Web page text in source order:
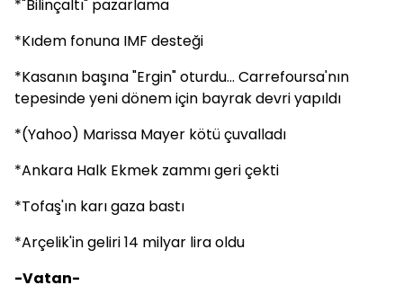
*"Bilinçaltı" pazarlama
*Kıdem fonuna IMF desteği
*Kasanın başına "Ergin" oturdu... Carrefoursa'nın
tepesinde yeni dönem için bayrak devri yapıldı
*(Yahoo) Marissa Mayer kötü çuvalladı
*Ankara Halk Ekmek zammı geri çekti
*Tofaş'ın karı gaza bastı
*Arçelik'in geliri 14 milyar lira oldu
-Vatan-